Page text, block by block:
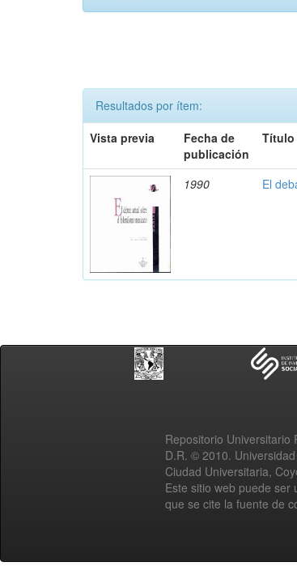
Resultados por ítem:
Vista previa
Fecha de
publicación
Título
1990 El
Repositorio Universitario
D.R. © 2010.
Ciudad Universitaria,
Este sitio web puede ser
que se cite la fuente de